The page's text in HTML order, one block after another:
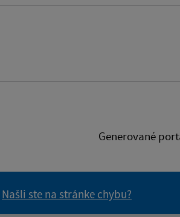
Generované
Našli ste na stránke chybu?